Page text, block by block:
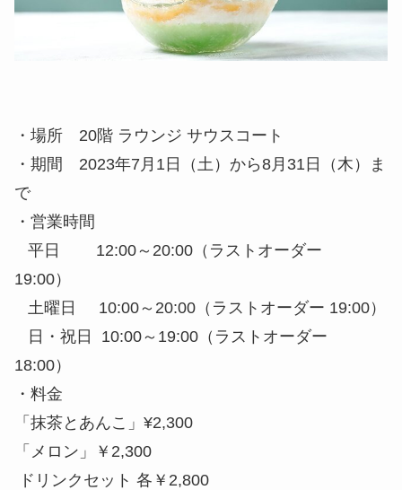
・場所 20階 ラウンジ サウスコート
・期間 2023年7月1日（土）から8月31日（木）ま
で
・営業時間
平日 12:00～20:00（ラストオーダー
19:00）
土曜日 10:00～20:00（ラストオーダー 19:00）
日・祝日 10:00～19:00（ラストオーダー
18:00）
・料金
「抹茶とあんこ」¥2,300
「メロン」￥2,300
ドリンクセット 各￥2,800